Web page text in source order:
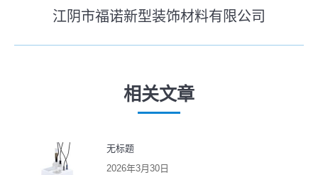
史
的
文
未
来
文
章：
江阴市福诺新型装饰材料有限公司
相关文章
无标题
2026年3月30日